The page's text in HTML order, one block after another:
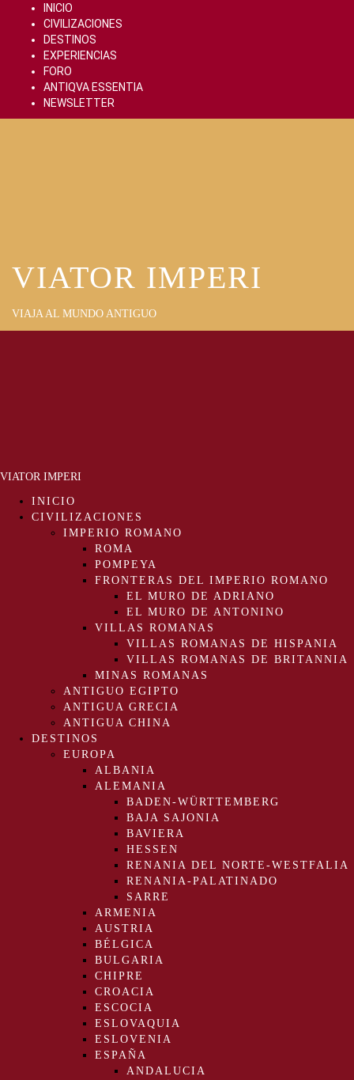
content
INICIO
CIVILIZACIONES
DESTINOS
EXPERIENCIAS
FORO
ANTIQVA ESSENTIA
NEWSLETTER
VIATOR IMPERI
VIAJA AL MUNDO ANTIGUO
VIATOR IMPERI
INICIO
CIVILIZACIONES
IMPERIO ROMANO
ROMA
POMPEYA
FRONTERAS DEL IMPERIO ROMANO
EL MURO DE ADRIANO
EL MURO DE ANTONINO
VILLAS ROMANAS
VILLAS ROMANAS DE HISPANIA
VILLAS ROMANAS DE BRITANNIA
MINAS ROMANAS
ANTIGUO EGIPTO
ANTIGUA GRECIA
ANTIGUA CHINA
DESTINOS
EUROPA
ALBANIA
ALEMANIA
BADEN-WÜRTTEMBERG
BAJA SAJONIA
BAVIERA
HESSEN
RENANIA DEL NORTE-WESTFALIA
RENANIA-PALATINADO
SARRE
ARMENIA
AUSTRIA
BÉLGICA
BULGARIA
CHIPRE
CROACIA
ESCOCIA
ESLOVAQUIA
ESLOVENIA
ESPAÑA
ANDALUCIA